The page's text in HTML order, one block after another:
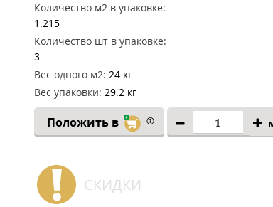
Количество м2 в упаковке:
1.215
Количество шт в упаковке:
3
Вес одного м2: 24 кг
Вес упаковки: 29.2 кг
Положить в
СКИДКИ